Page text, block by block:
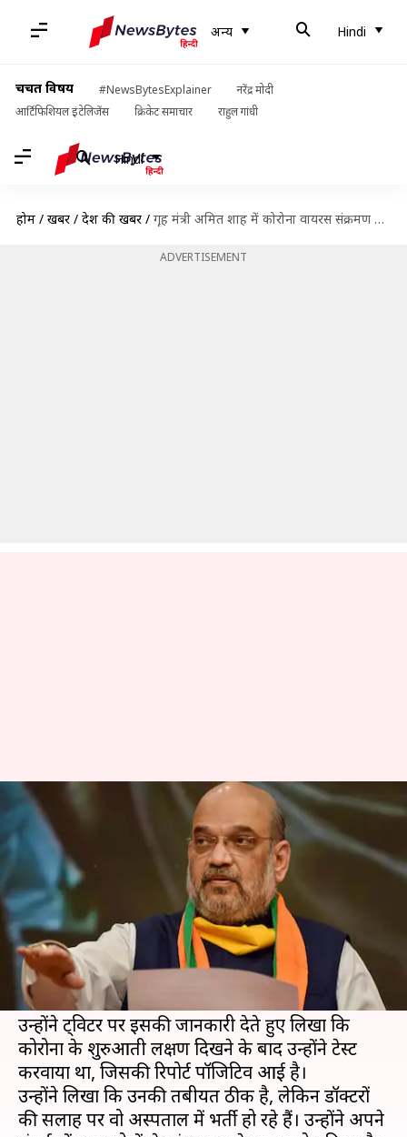
अन्य Hindi
चर्चित विषय #NewsBytesExplainer
नरेंद्र मोदी
आर्टिफिशियल इंटेलिजेंस
क्रिकेट समाचार राहुल गांधी
Hindi
होम / खबरें / देश की खबरें / गृृह मंत्री अमित शाह में कोरोना वायरस संक्रमण की पुष्टि, अस्पताल में भर्ती
ADVERTISEMENT
गृृह मंत्री अमित शाह में कोरोना वायरस
संक्रमण की पुष्टि, अस्पताल में भर्ती
प्रमोद कुमार 07:04 pm
क्या है खबर?
गृह मंत्री अमित शाह में कोरोना वायरस संक्रमण की पुष्टि हुई
है। उन्हें गुरूग्राम के मेदांता अस्पताल में भर्ती कराया गया
है।
उन्होंने ट्विटर पर इसकी जानकारी देते हुए लिखा कि
कोरोना के शुरुआती लक्षण दिखने के बाद उन्होंने टेस्ट
करवाया था, जिसकी रिपोर्ट पॉजिटिव आई है।
उन्होंने लिखा कि उनकी तबीयत ठीक है, लेकिन डॉक्टरों
की सलाह पर वो अस्पताल में भर्ती हो रहे हैं। उन्होंने अपने